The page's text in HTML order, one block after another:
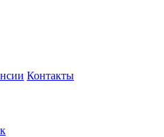
Контакты